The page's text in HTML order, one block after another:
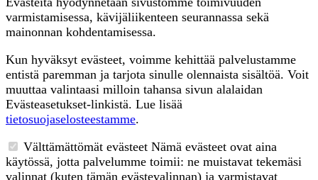
varmistamisessa, kävijäliikenteen seurannassa sekä
mainonnan kohdentamisessa.
Kun hyväksyt evästeet, voimme kehittää palvelustamme
entistä paremman ja tarjota sinulle olennaista sisältöä. Voit
muuttaa valintaasi milloin tahansa sivun alalaidan
Evästeasetukset-linkistä. Lue lisää
tietosuojaselosteestamme.
Välttämättömät evästeet Nämä evästeet ovat aina
käytössä, jotta palvelumme toimii: ne muistavat tekemäsi
valinnat (kuten tämän evästevalinnan) ja varmistavat